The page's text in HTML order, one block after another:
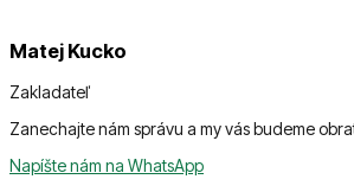
Matej Kucko
Zakladateľ
Zanechajte nám správu a my vás budeme
Napíšte nám na WhatsApp